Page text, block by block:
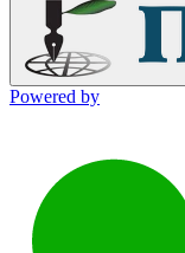
Powered by